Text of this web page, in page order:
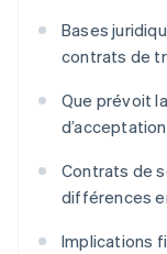
Bases
contrats de
Que prévoit
Contrats de
différences
Implications